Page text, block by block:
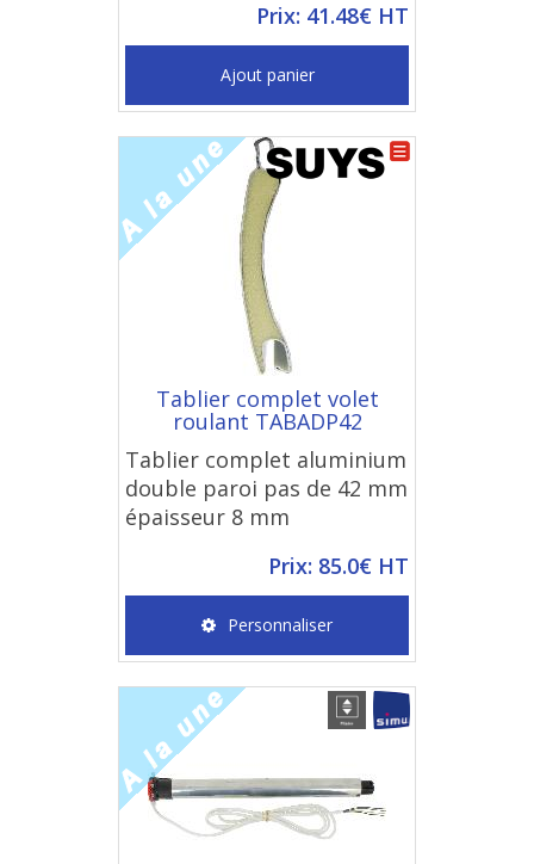
Prix: 41.48€ HT
Ajout panier
Tablier complet volet
roulant TABADP42
Tablier complet aluminium
double paroi pas de 42 mm
épaisseur 8 mm
Prix: 85.0€ HT
Personnaliser